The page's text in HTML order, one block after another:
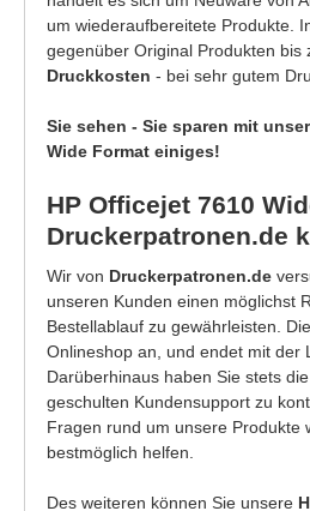
um wiederaufbereitete Produkte.
gegenüber Original Produkten bis
Druckkosten - bei sehr gutem
Sie sehen - Sie sparen mit
Wide Format einiges!
HP Officejet 7610
Druckerpatronen.de
Wir von Druckerpatronen.de
unseren Kunden einen möglichst
Bestellablauf zu gewährleisten.
Onlineshop an, und endet mit der
Darüberhinaus haben Sie stets
geschulten Kundensupport zu
Fragen rund um unsere Produkte
bestmöglich helfen.
Des weiteren können Sie unsere